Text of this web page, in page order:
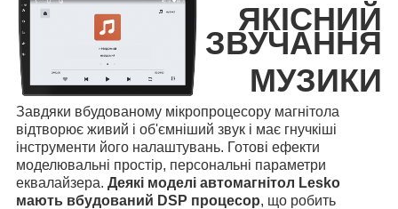
ЯКІСНИЙ
ЗВУЧАННЯ
МУЗИКИ
Завдяки вбудованому мікропроцесору магнітола
відтворює живий і об'ємніший звук і має гнучкіші
інструменти його налаштувань. Готові ефекти
моделювальні простір, персональні параметри
еквалайзера. Деякі моделі автомагнітол Lesko
мають вбудований DSP процесор, що робить